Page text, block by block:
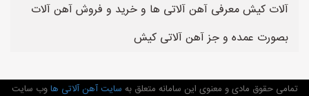
آلات کیش معرفی آهن آلاتی ها و خرید و فروش آهن آلات
بصورت عمده و جز آهن آلاتی کیش
تمامی حقوق مادی و معنوی این سامانه متعلق به سایت آهن آلاتی هاوب سایت